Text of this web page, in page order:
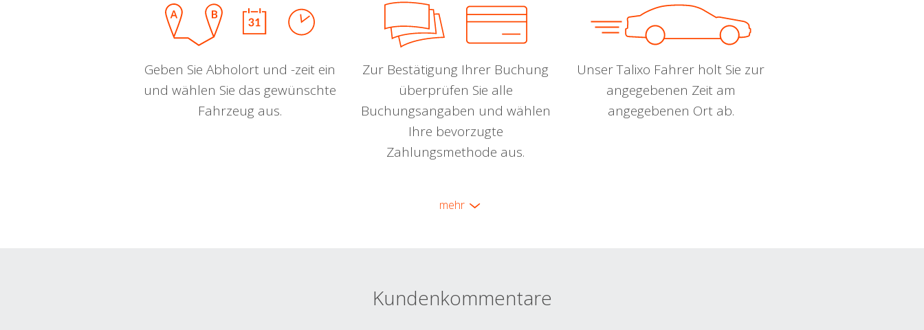
Geben Sie Abholort und -zeit ein
und wählen Sie das gewünschte
Fahrzeug aus.
Zur Bestätigung Ihrer Buchung
überprüfen Sie alle
Buchungsangaben und wählen
Ihre bevorzugte
Zahlungsmethode aus.
Unser Talixo Fahrer holt Sie zur
angegebenen Zeit am
angegebenen Ort ab.
mehr
Kundenkommentare